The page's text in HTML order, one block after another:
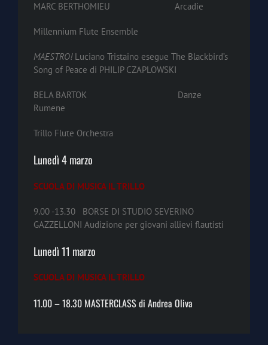
MARC BERTHOMIEU Arcadie
Millennium Flute Ensemble
MAESTRO!Luciano Tristaino esegue The Blackbird’s
Song of Peace di PHILIP CZAPLOWSKI
BELA BARTOK Danze
Rumene
Trillo Flute Orchestra
Lunedì 4 marzo
SCUOLA DI MUSICA IL TRILLO
9.00 -13.30 BORSE DI STUDIO SEVERINO
GAZZELLONI Audizione per giovani allievi flautisti
Lunedì 11 marzo
SCUOLA DI MUSICA IL TRILLO
11.00 – 18.30 MASTERCLASS di Andrea Oliva